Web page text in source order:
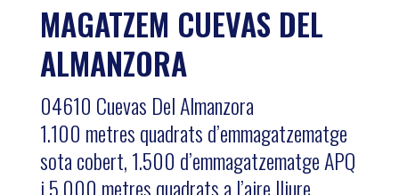
MAGATZEM CUEVAS DEL
ALMANZORA
04610 Cuevas Del Almanzora
1.100 metres quadrats d’emmagatzematge
sota cobert, 1.500 d’emmagatzematge APQ
i 5.000 metres quadrats a l’aire lliure